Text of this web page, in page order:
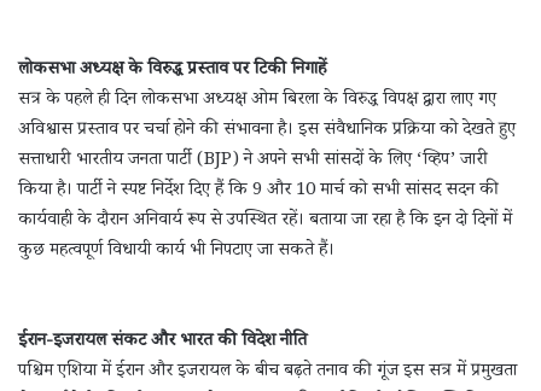
लोकसभा अध्यक्ष के विरुद्ध प्रस्ताव पर टिकी निगाहें
सत्र के पहले ही दिन लोकसभा अध्यक्ष ओम बिरला के विरुद्ध विपक्ष द्वारा लाए गए
अविश्वास प्रस्ताव पर चर्चा होने की संभावना है। इस संवैधानिक प्रक्रिया को देखते हुए
सत्ताधारी भारतीय जनता पार्टी (BJP) ने अपने सभी सांसदों के लिए ‘व्हिप’ जारी
किया है। पार्टी ने स्पष्ट निर्देश दिए हैं कि 9 और 10 मार्च को सभी सांसद सदन की
कार्यवाही के दौरान अनिवार्य रूप से उपस्थित रहें। बताया जा रहा है कि इन दो दिनों में
कुछ महत्वपूर्ण विधायी कार्य भी निपटाए जा सकते हैं।
ईरान-इजरायल संकट और भारत की विदेश नीति
पश्चिम एशिया में ईरान और इजरायल के बीच बढ़ते तनाव की गूंज इस सत्र में प्रमुखता